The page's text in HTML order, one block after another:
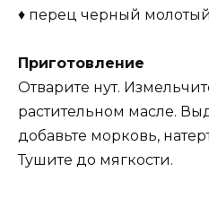
♦ перец черный
Приготовление
Отварите нут.
растительном масле.
добавьте морковь,
Тушите до мягкости.